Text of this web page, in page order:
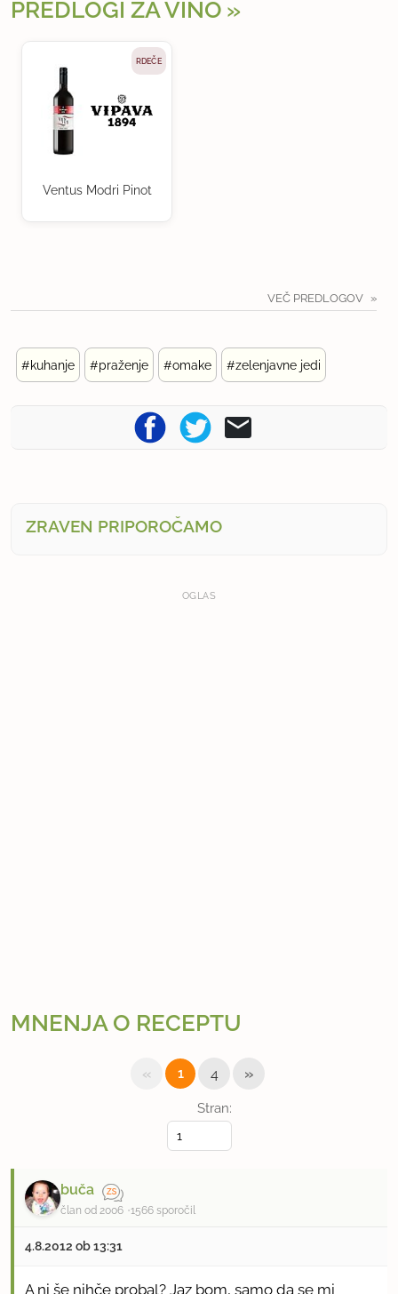
PREDLOGI ZA VINO
RDEČE
Ventus Modri Pinot
VEČ PREDLOGOV
#kuhanje #praženje #omake #zelenjavne jedi
ZRAVEN PRIPOROČAMO
OGLAS
MNENJA O RECEPTU
Stran:
« 1 4 »
buča
član od 2006 1566 sporočil
4.8.2012 ob 13:31
A ni še nihče probal? Jaz bom, samo da se mi